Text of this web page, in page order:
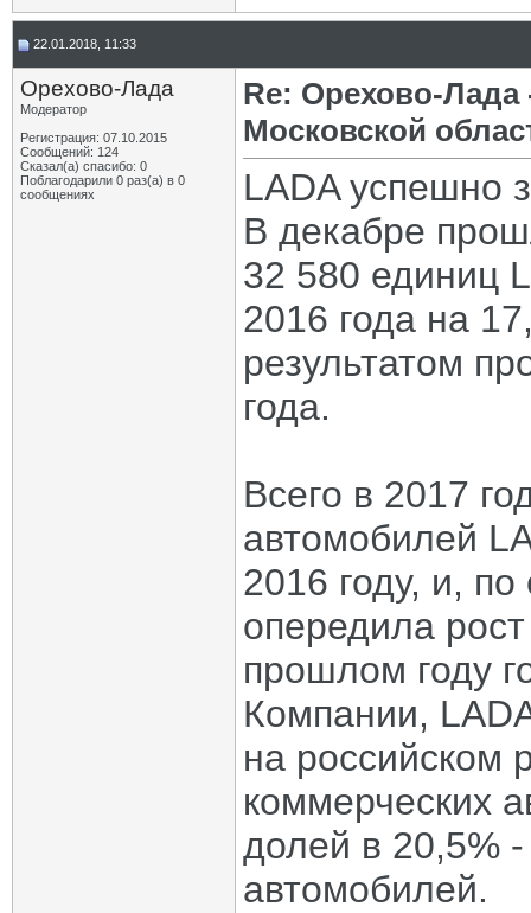
22.01.2018, 11:33
Орехово-Лада
Модератор
Регистрация: 07.10.2015
Сообщений: 124
Сказал(а) спасибо: 0
Поблагодарили 0 раз(а) в 0
сообщениях
Re: Орехово-
Московской
LADA успешно
В декабре
32 580 единиц
2016 года на
результатом
года.
Всего в 2017
автомобилей
2016 году, и,
опередила
прошлом году
Компании,
на российском
коммерческих
долей в 20,5% -
автомобилей.